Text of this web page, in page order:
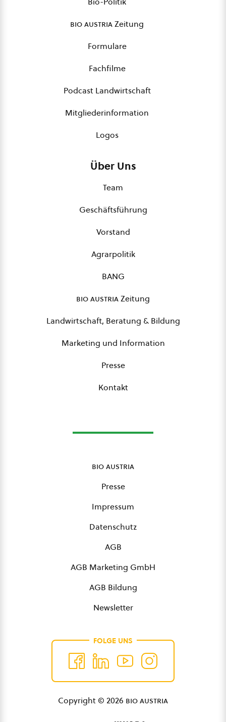
bio austriaZeitung
Formulare
Fachfilme
Podcast Landwirtschaft
Mitgliederinformation
Logos
Über Uns
Team
Geschäftsführung
Vorstand
Agrarpolitik
BANG
bio austriaZeitung
Landwirtschaft, Beratung & Bildung
Marketing und Information
Presse
Kontakt
bio austria
Presse
Impressum
Datenschutz
AGB
AGB Marketing GmbH
AGB Bildung
Newsletter
FOLGE UNS
Copyright © 2026 bio austria